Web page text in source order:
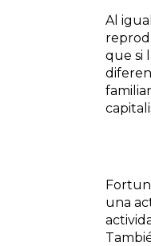
Al
que si
una